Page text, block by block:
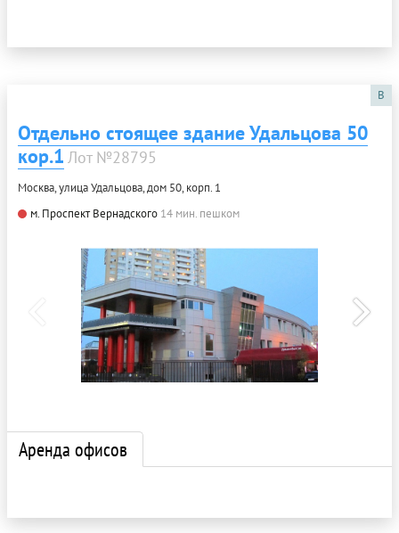
B
Отдельно стоящее здание Удальцова 50
кор.1 Лот №28795
Москва, улица Удальцова, дом 50, корп. 1
м. Проспект Вернадского 14 мин. пешком
Аренда офисов